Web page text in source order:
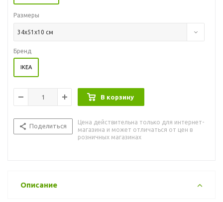
Размеры
34x51x10 см
Бренд
IKEA
В корзину
Поделиться
Цена действительна только для интернет-
магазина и может отличаться от цен в
розничных магазинах
Описание